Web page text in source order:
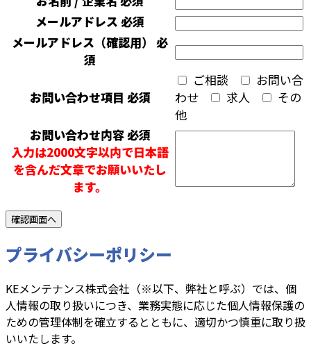
メールアドレス 必須
メールアドレス（確認用） 必
須
お問い合わせ項目 必須
ご相談
お問い合
わせ
求人
その
他
お問い合わせ内容必須
入力は2000文字以内で日本語
を含んだ文章でお願いいたし
ます。
プライバシーポリシー
KEメンテナンス株式会社（※以下、弊社と呼ぶ）では、個
人情報の取り扱いにつき、業務実態に応じた個人情報保護の
ための管理体制を確立するとともに、適切かつ慎重に取り扱
いいたします。